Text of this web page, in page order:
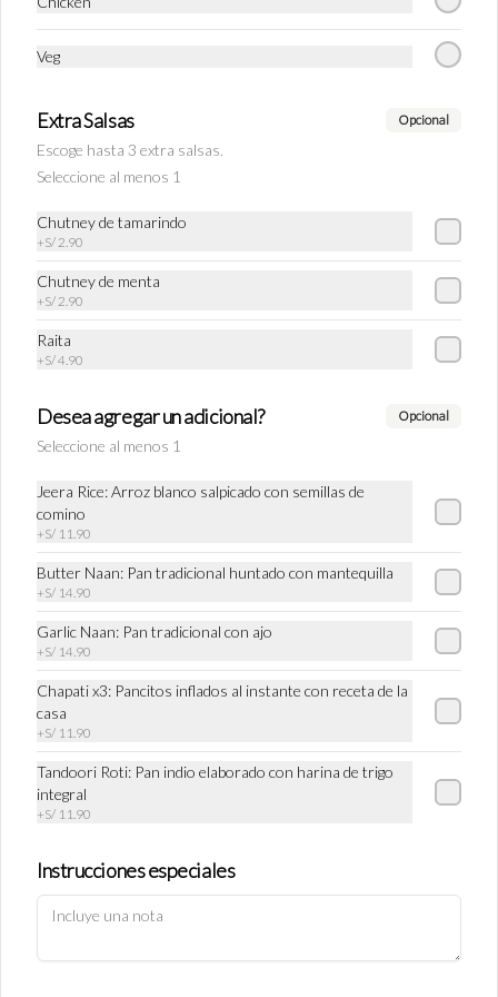
Tea Chai
Tradicional bebida de las calles de India
S/ 16.90
Conócenos
Zonas de despacho
Términos y condiciones
Redes sociales
Instagram
Facebook
TikTok
Mi cuenta
Pedir
Política de Cookies
Haga clic en Aceptar para permitir que Justo use cookies a fin
Veg
Extra Salsas Opcional
Escoge hasta 3 extra salsas.
Seleccione al menos 1
Chutney de tamarindo
+S/ 2.90
Chutney de menta
+S/ 2.90
Raita
+S/ 4.90
Desea agregar un adicional? Opcional
Seleccione al menos 1
Jeera Rice: Arroz blanco salpicado con semillas de
comino
+S/ 11.90
Butter Naan: Pan tradicional huntado con mantequilla
+S/ 14.90
Garlic Naan: Pan tradicional con ajo
+S/ 14.90
Chapati x3: Pancitos inflados al instante con receta de la
casa
+S/ 11.90
Tandoori Roti: Pan indio elaborado con harina de trigo
integral
+S/ 11.90
Instrucciones especiales